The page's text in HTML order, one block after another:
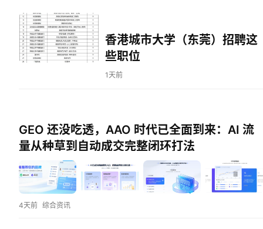
首
页
章
香港城市大学（东莞）招聘这
些职位
1天前
GEO 还没吃透，AAO 时代已全面到来：AI 流
量从种草到自动成交完整闭环打法
4天前 综合资讯